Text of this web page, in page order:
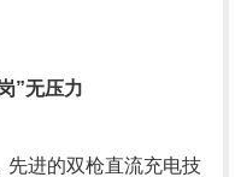
”无压力
进的双枪直流充电技